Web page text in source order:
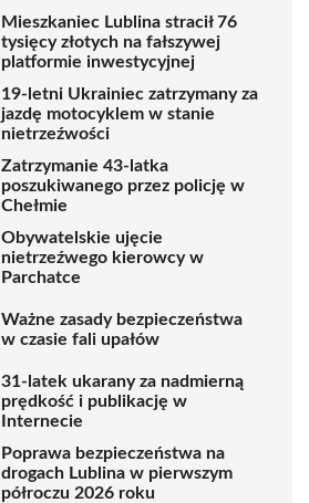
Mieszkaniec Lublina stracił 76
tysięcy złotych na fałszywej
platformie inwestycyjnej
19-letni Ukrainiec zatrzymany za
jazdę motocyklem w stanie
nietrzeźwości
Zatrzymanie 43-latka
poszukiwanego przez policję w
Chełmie
Obywatelskie ujęcie
nietrzeźwego kierowcy w
Parchatce
Ważne zasady bezpieczeństwa
w czasie fali upałów
31-latek ukarany za nadmierną
prędkość i publikację w
Internecie
Poprawa bezpieczeństwa na
drogach Lublina w pierwszym
półroczu 2026 roku